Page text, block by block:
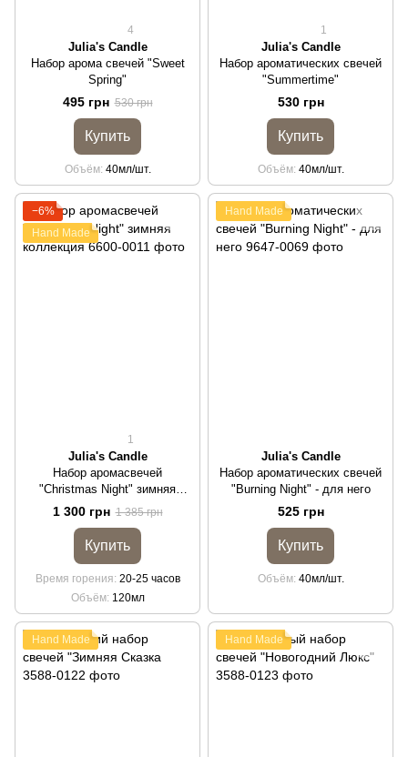
4
Julia's Candle
Набор арома свечей "Sweet
Spring"
495 грн 530 грн
Купить
Объём 40мл/шт.
1
Julia's Candle
Набор ароматических свечей
"Summertime"
530 грн
Купить
Объём 40мл/шт.
−6%
Hand Made
1
Julia's Candle
Набор аромасвечей
"Christmas Night" зимняя
коллекция
1 300 грн 1 385 грн
Купить
Время горения 20-25 часов
Объём 120мл
Hand Made
Julia's Candle
Набор ароматических свечей
"Burning Night" - для него
525 грн
Купить
Объём 40мл/шт.
Hand Made Hand Made